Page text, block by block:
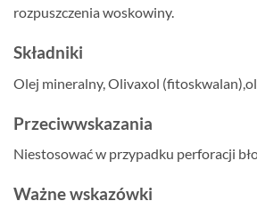
rozpuszczenia woskowiny.
Składniki
Olej mineralny, Olivaxol
Przeciwwskazania
Niestosować w przypadku perforacji
Ważne wskazówki